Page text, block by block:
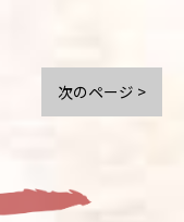
次のページ >